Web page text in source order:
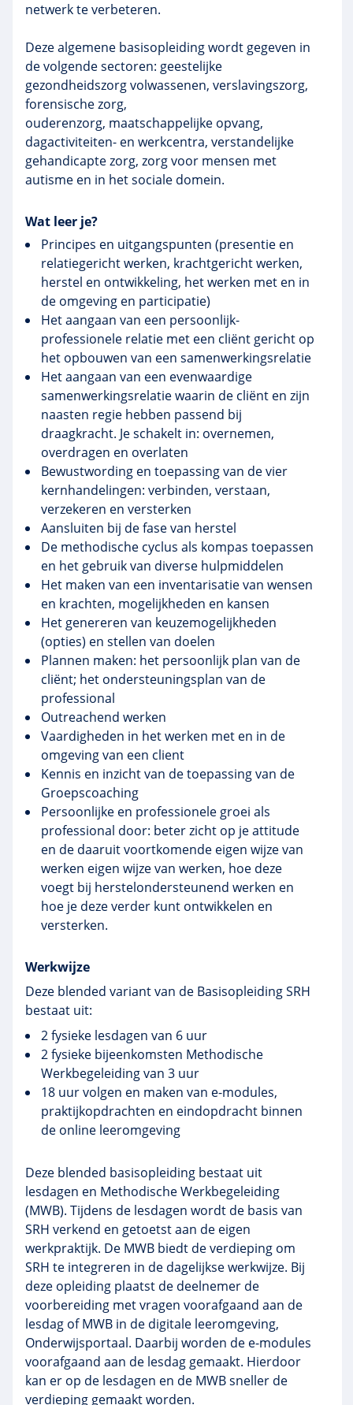
netwerk te verbeteren.
Deze algemene basisopleiding wordt gegeven in
de volgende sectoren: geestelijke
gezondheidszorg volwassenen, verslavingszorg,
forensische zorg,
ouderenzorg, maatschappelijke opvang,
dagactiviteiten- en werkcentra, verstandelijke
gehandicapte zorg, zorg voor mensen met
autisme en in het sociale domein.
Wat leer je?
Principes en uitgangspunten (presentie en
relatiegericht werken, krachtgericht werken,
herstel en ontwikkeling, het werken met en in
de omgeving en participatie)
Het aangaan van een persoonlijk-
professionele relatie met een cliënt gericht op
het opbouwen van een samenwerkingsrelatie
Het aangaan van een evenwaardige
samenwerkingsrelatie waarin de cliënt en zijn
naasten regie hebben passend bij
draagkracht. Je schakelt in: overnemen,
overdragen en overlaten
Bewustwording en toepassing van de vier
kernhandelingen: verbinden, verstaan,
verzekeren en versterken
Aansluiten bij de fase van herstel
De methodische cyclus als kompas toepassen
en het gebruik van diverse hulpmiddelen
Het maken van een inventarisatie van wensen
en krachten, mogelijkheden en kansen
Het genereren van keuzemogelijkheden
(opties) en stellen van doelen
Plannen maken: het persoonlijk plan van de
cliënt; het ondersteuningsplan van de
professional
Outreachend werken
Vaardigheden in het werken met en in de
omgeving van een client
Kennis en inzicht van de toepassing van de
Groepscoaching
Persoonlijke en professionele groei als
professional door: beter zicht op je attitude
en de daaruit voortkomende eigen wijze van
werken eigen wijze van werken, hoe deze
voegt bij herstelondersteunend werken en
hoe je deze verder kunt ontwikkelen en
versterken.
Werkwijze
Deze blended variant van de Basisopleiding SRH
bestaat uit:
2 fysieke lesdagen van 6 uur
2 fysieke bijeenkomsten Methodische
Werkbegeleiding van 3 uur
18 uur volgen en maken van e-modules,
praktijkopdrachten en eindopdracht binnen
de online leeromgeving
Deze blended basisopleiding bestaat uit
lesdagen en Methodische Werkbegeleiding
(MWB). Tijdens de lesdagen wordt de basis van
SRH verkend en getoetst aan de eigen
werkpraktijk. De MWB biedt de verdieping om
SRH te integreren in de dagelijkse werkwijze. Bij
deze opleiding plaatst de deelnemer de
voorbereiding met vragen voorafgaand aan de
lesdag of MWB in de digitale leeromgeving,
Onderwijsportaal. Daarbij worden de e-modules
voorafgaand aan de lesdag gemaakt. Hierdoor
kan er op de lesdagen en de MWB sneller de
verdieping gemaakt worden.